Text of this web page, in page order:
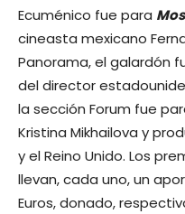
Ecuménico fue para
cineasta mexicano
Panorama, el galardón
del director
la sección Forum fue
Kristina Mikhailova y
y el Reino Unido. Los
llevan, cada uno, un
Euros, donado,